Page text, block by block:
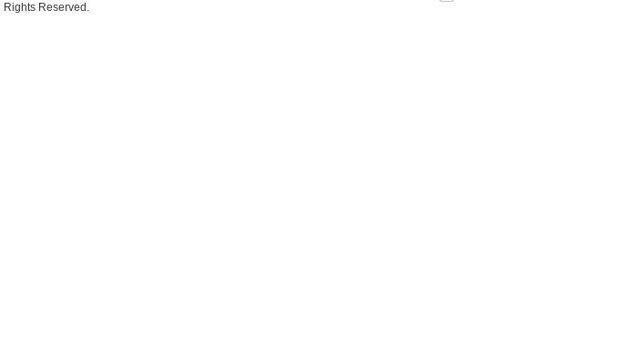
Rights Reserved.